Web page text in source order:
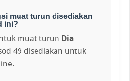
muat turun disediakan
ini?
muat turun Dia
49 disediakan untuk